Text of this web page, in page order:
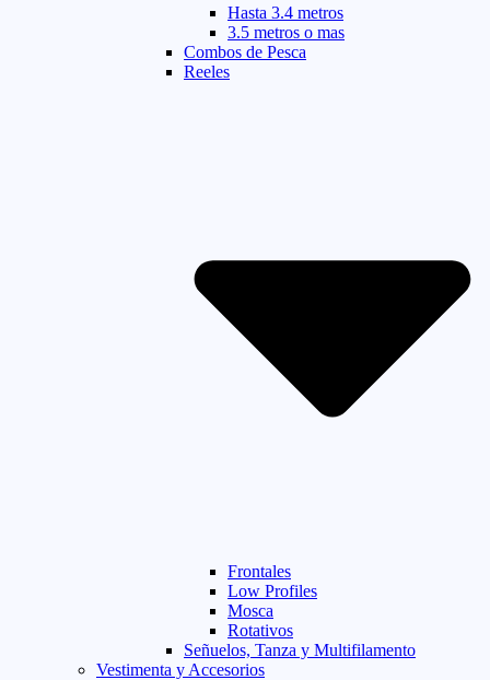
Hasta 3.4 metros
3.5 metros o mas
Combos de Pesca
Reeles
Frontales
Low Profiles
Mosca
Rotativos
Señuelos, Tanza y Multifilamento
Vestimenta y Accesorios